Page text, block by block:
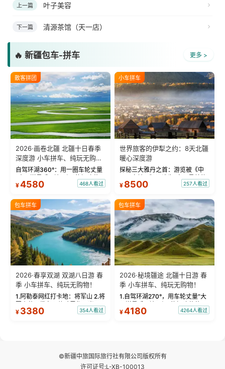
上一篇 叶子美容
下一篇 清源茶馆（天一店）
🔥 新疆包车-拼车 更多 >
散客拼团
2026·画卷北疆 北疆十日春季
深度游 小车拼车、纯玩无购
物！
自驾环湖360°：用一圈车轮丈量
“大西洋最后一滴眼泪”的极致蔚
蓝。 赛湖旅拍：甄选多款风格服
绝美瞬间。 赛湖坦克300跟车视
频：专业摄影师...
¥4580 468人看过
小车拼车
世界旅客的伊犁之约：8天北疆
暖心深度游
探秘三大雅丹之首：游览被《中
国国家地理》评选为“中国最美的
三大雅丹”第一名的克拉玛依魔鬼
瓦人最大村落——禾木村，欣赏
晨雾与小木...
¥ 8500 257人看过
包车拼车
2026·春享双湖 双湖八日游 春
季 小车拼车、纯玩无购物！
1.阿勒泰网红打卡地：将军山 2.将
军山落日缆车，体验雪都风光 3.
将军山，夕阳派对，蹦迪party 4.
¥ 3380 354人看过
包车拼车
2026·秘境疆途 北疆十日游 春
季 小车拼车、纯玩无购物！
1.自驾环湖270°，用车轮丈量“大
西洋最后一滴眼泪”的极致蔚蓝，
让雪山、花海与深邃湖水在转弯
¥4180 4264人看过
©新疆中旅国际旅行社有限公司版权所有
许可证号:L-XB-100013